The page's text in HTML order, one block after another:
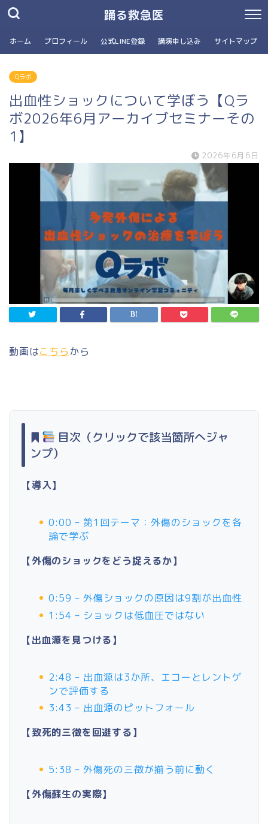
踊る救急医
ホーム プロフィール 公式LINE登録 講演申し込み サイトマップ
Qラボ
出血性ショックについて学ぼう【Qラ
ボ2026年6月アーカイブセミナーその
1】
2026年6月6日
動画はこちら から
目次（クリックで該当箇所へジャ
ンプ）
【導入】
0:00 – 第1回テーマ：外傷のショックを各
論で学ぶ
【外傷のショックをどう捉えるか】
0:59 – 外傷ショックの原因は9割が出血性
1:54 – ショックは低血圧ではない
【出血源を見つける】
2:48 – 出血源は3か所、エコーとレントゲ
ンで評価する
3:43 – 出血源のピットフォール
【致死的三徴を回避する】
5:38 – 外傷死の三徴が揃う前に動く
【外傷蘇生の実際】